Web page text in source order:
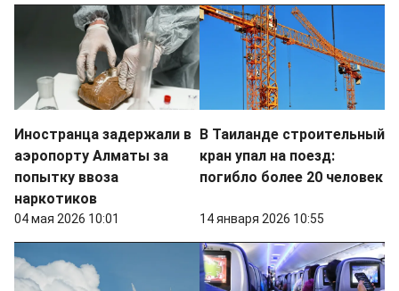
Иностранца задержали в
аэропорту Алматы за
попытку ввоза
наркотиков
04 мая 2026 10:01
В Таиланде строительный
кран упал на поезд:
погибло более 20 человек
14 января 2026 10:55